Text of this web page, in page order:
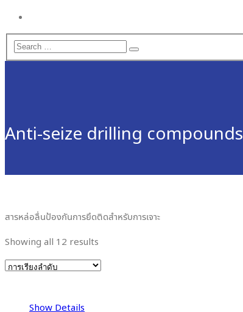
Anti-seize drilling compounds
สารหล่อลื่นป้องกันการยึดติดสำหรับการเจาะ
Showing all 12 results
Show Details